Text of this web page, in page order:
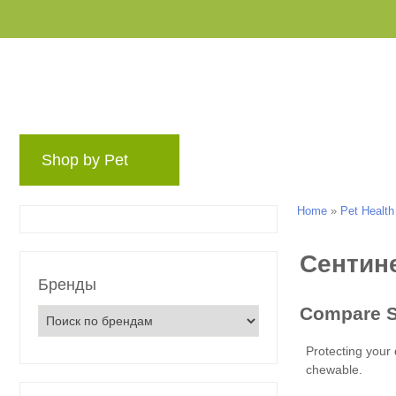
Shop by Pet
Бренды
Home » Pet